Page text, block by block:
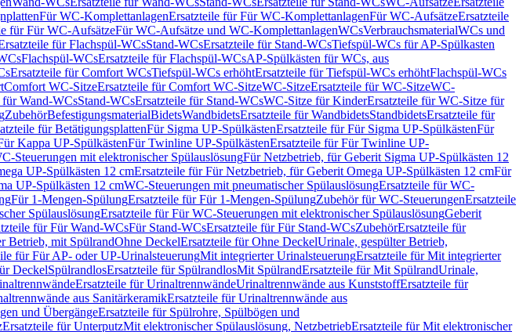
Für WC-KomplettanlagenErsatzteile für Für WC-KomplettanlagenFür WC-AufsätzeErsatzteile
für Für WC-AufsätzeFür WC-Aufsätze und WC-KomplettanlagenWCsVerbrauchsmaterialWCs und
für Flachspül-WCsStand-WCsErsatzteile für Stand-WCsTiefspül-WCs für AP-Spülkasten
Flachspül-WCsErsatzteile für Flachspül-WCsAP-Spülkästen für WCs, aus
Ersatzteile für Comfort WCsTiefspül-WCs erhöhtErsatzteile für Tiefspül-WCs erhöhtFlachspül-WCs
Comfort WC-SitzeErsatzteile für Comfort WC-SitzeWC-SitzeErsatzteile für WC-SitzeWC-
für Wand-WCsStand-WCsErsatzteile für Stand-WCsWC-Sitze für KinderErsatzteile für WC-Sitze für
ZubehörBefestigungsmaterialBidetsWandbidetsErsatzteile für WandbidetsStandbidetsErsatzteile für
für BetätigungsplattenFür Sigma UP-SpülkästenErsatzteile für Für Sigma UP-SpülkästenFür
Kappa UP-SpülkästenFür Twinline UP-SpülkästenErsatzteile für Für Twinline UP-
Steuerungen mit elektronischer SpülauslösungFür Netzbetrieb, für Geberit Sigma UP-Spülkästen 12
UP-Spülkästen 12 cmErsatzteile für Für Netzbetrieb, für Geberit Omega UP-Spülkästen 12 cmFür
UP-Spülkästen 12 cmWC-Steuerungen mit pneumatischer SpülauslösungErsatzteile für WC-
Für 1-Mengen-SpülungErsatzteile für Für 1-Mengen-SpülungZubehör für WC-SteuerungenErsatzteile
SpülauslösungErsatzteile für Für WC-Steuerungen mit elektronischer SpülauslösungGeberit
für Für Wand-WCsFür Stand-WCsErsatzteile für Für Stand-WCsZubehörErsatzteile für
Betrieb, mit SpülrandOhne DeckelErsatzteile für Ohne DeckelUrinale, gespülter Betrieb,
für Für AP- oder UP-UrinalsteuerungMit integrierter UrinalsteuerungErsatzteile für Mit integrierter
DeckelSpülrandlosErsatzteile für SpülrandlosMit SpülrandErsatzteile für Mit SpülrandUrinale,
Ersatzteile für UrinaltrennwändeUrinaltrennwände aus KunststoffErsatzteile für
aus SanitärkeramikErsatzteile für Urinaltrennwände aus
und ÜbergängeErsatzteile für Spülrohre, Spülbögen und
Ersatzteile für UnterputzMit elektronischer Spülauslösung, NetzbetriebErsatzteile für Mit elektronischer